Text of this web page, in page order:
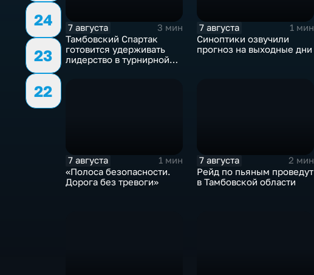
24
23
22
7 августа
3 мин
Тамбовский Спартак
готовится удерживать
лидерство в турнирной
7 августа
1 мин
Синоптики озвучили
прогноз на выходные дни
7 августа
1 мин
«Полоса безопасности.
Дорога без тревоги»
7 августа
2 мин
Рейд по пьяным проведут
в Тамбовской области